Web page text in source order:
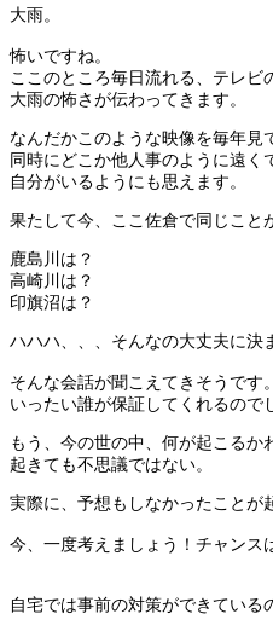
大雨。
怖いですね。
ここのところ毎日流れる、テレビ
大雨の怖さが伝わってきます。
なんだかこのような映像を毎年見
同時にどこか他人事のように遠く
自分がいるようにも思えます。
果たして今、ここ佐倉で同じこと
鹿島川は？
高崎川は？
印旗沼は？
ハハハ、、、そんなの大丈夫に決
そんな会話が聞こえてきそうです。
いったい誰が保証してくれるので
もう、今の世の中、何が起こるか
起きても不思議ではない。
実際に、予想もしなかったことが
今、一度考えましょう！チャンス
自宅では事前の対策ができている